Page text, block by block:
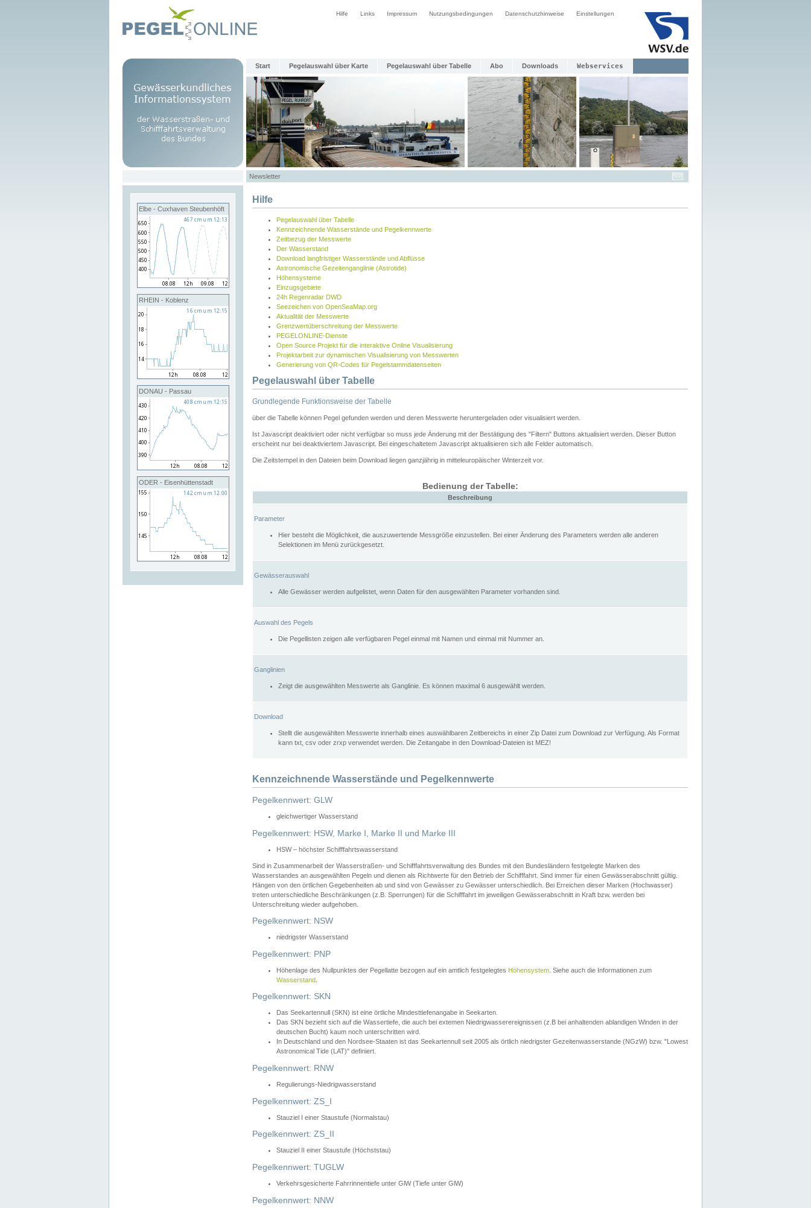
Hilfe Links Impressum Nutzungsbedingungen Datenschutzhinweise Einstellungen
Start Pegelauswahl über Karte Pegelauswahl über Tabelle Abo Downloads Webservices
Newsletter
Elbe - Cuxhaven Steubenhöft
RHEIN - Koblenz
DONAU - Passau
ODER - Eisenhüttenstadt
Hilfe
Pegelauswahl über Tabelle
Kennzeichnende Wasserstände und Pegelkennwerte
Zeitbezug der Messwerte
Der Wasserstand
Download langfristiger Wasserstände und Abflüsse
Astronomische Gezeitenganglinie (Astrotide)
Höhensysteme
Einzugsgebiete
24h Regenradar DWD
Seezeichen von OpenSeaMap.org
Aktualität der Messwerte
Grenzwertüberschreitung der Messwerte
PEGELONLINE-Dienste
Open Source Projekt für die interaktive Online Visualisierung
Projektarbeit zur dynamischen Visualisierung von Messwerten
Generierung von QR-Codes für Pegelstammdatenseiten
Pegelauswahl über Tabelle
Grundlegende Funktionsweise der Tabelle
über die Tabelle können Pegel gefunden werden und deren Messwerte heruntergeladen oder visualisiert werden.
Ist Javascript deaktiviert oder nicht verfügbar so muss jede Änderung mit der Bestätigung des "Filtern" Buttons aktualisiert werden. Dieser Button
erscheint nur bei deaktiviertem Javascript. Bei eingeschaltetem Javascript aktualisieren sich alle Felder automatisch.
Die Zeitstempel in den Dateien beim Download liegen ganzjährig in mitteleuropäischer Winterzeit vor.
Bedienung der Tabelle:
Beschreibung
Parameter
Hier besteht die Möglichkeit, die auszuwertende Messgröße einzustellen. Bei einer Änderung des Parameters werden alle anderen
Selektionen im Menü zurückgesetzt.
Gewässerauswahl
Alle Gewässer werden aufgelistet, wenn Daten für den ausgewählten Parameter vorhanden sind.
Auswahl des Pegels
Die Pegellisten zeigen alle verfügbaren Pegel einmal mit Namen und einmal mit Nummer an.
Ganglinien
Zeigt die ausgewählten Messwerte als Ganglinie. Es können maximal 6 ausgewählt werden.
Download
Stellt die ausgewählten Messwerte innerhalb eines auswählbaren Zeitbereichs in einer Zip Datei zum Download zur Verfügung. Als Format
kann txt, csv oder zrxp verwendet werden. Die Zeitangabe in den Download-Dateien ist MEZ!
Kennzeichnende Wasserstände und Pegelkennwerte
Pegelkennwert: GLW
gleichwertiger Wasserstand
Pegelkennwert: HSW, Marke I, Marke II und Marke III
HSW – höchster Schifffahrtswasserstand
Sind in Zusammenarbeit der Wasserstraßen- und Schifffahrtsverwaltung des Bundes mit den Bundesländern festgelegte Marken des
Wasserstandes an ausgewählten Pegeln und dienen als Richtwerte für den Betrieb der Schifffahrt. Sind immer für einen Gewässerabschnitt gültig.
Hängen von den örtlichen Gegebenheiten ab und sind von Gewässer zu Gewässer unterschiedlich. Bei Erreichen dieser Marken (Hochwasser)
treten unterschiedliche Beschränkungen (z.B. Sperrungen) für die Schifffahrt im jeweiligen Gewässerabschnitt in Kraft bzw. werden bei
Unterschreitung wieder aufgehoben.
Pegelkennwert: NSW
niedrigster Wasserstand
Pegelkennwert: PNP
Höhenlage des Nullpunktes der Pegellatte bezogen auf ein amtlich festgelegtes Höhensystem . Siehe auch die Informationen zum
Wasserstand
Pegelkennwert: SKN
Das Seekartennull (SKN) ist eine örtliche Mindesttiefenangabe in Seekarten.
Das SKN bezieht sich auf die Wassertiefe, die auch bei extemen Niedrigwasserereignissen (z.B bei anhaltenden ablandigen Winden in der
deutschen Bucht) kaum noch unterschritten wird.
In Deutschland und den Nordsee-Staaten ist das Seekartennull seit 2005 als örtlich niedrigster Gezeitenwasserstande (NGzW) bzw. "Lowest
Astronomical Tide (LAT)" definiert.
Pegelkennwert: RNW
Regulierungs-Niedrigwasserstand
Pegelkennwert: ZS_I
Stauziel I einer Staustufe (Normalstau)
Pegelkennwert: ZS_II
Stauziel II einer Staustufe (Höchststau)
Pegelkennwert: TUGLW
Verkehrsgesicherte Fahrrinnentiefe unter GlW (Tiefe unter GlW)
Pegelkennwert: NNW